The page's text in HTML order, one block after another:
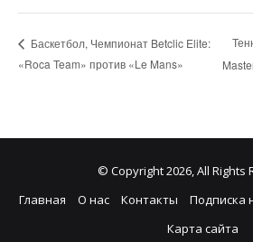
Баскетбол, Чемпионат Betclic Elite:
«Roca Team» против «Le Mans»
© Copyright 2026, All Rights
Главная
О нас Контакты
Подписка
Карта сайта